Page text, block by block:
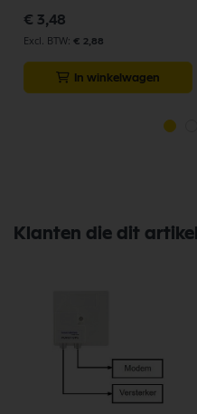
€ 3,48
€ 2,88
In winkelwagen
Klanten die dit